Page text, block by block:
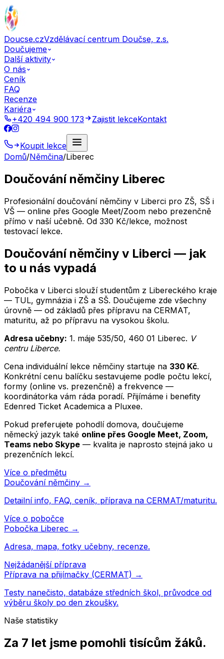
Doucse.czVzdělávací centrum Doučse, z.s.
Doučujeme
Další aktivity
O nás
Ceník
FAQ
Recenze
Kariéra
+420 494 900 173
Zajistit lekceKontakt
Koupit lekce
Domů/Němčina/Liberec
Doučování němčiny Liberec
Profesionální doučování němčiny v Liberci pro ZŠ, SŠ i
VŠ — online přes Google Meet/Zoom nebo prezenčně
přímo v naší učebně. Od 330 Kč/lekce, možnost
testovací lekce.
Doučování němčiny v Liberci — jak
to u nás vypadá
Pobočka v Liberci slouží studentům z Libereckého kraje
— TUL, gymnázia i ZŠ a SŠ. Doučujeme zde všechny
úrovně — od základů přes přípravu na CERMAT,
maturitu, až po přípravu na vysokou školu.
Adresa učebny: 1. máje 535/50, 460 01 Liberec. V
centru Liberce.
Cena individuální lekce němčiny startuje na 330 Kč.
Konkrétní cenu balíčku sestavujeme podle počtu lekcí,
formy (online vs. prezenčně) a frekvence —
koordinátorka vám ráda poradí. Přijímáme i benefity
Edenred Ticket Academica a Pluxee.
Pokud preferujete pohodlí domova, doučujeme
německý jazyk také online přes Google Meet, Zoom,
Teams nebo Skype — kvalita je naprosto stejná jako u
prezenčních lekcí.
Více o předmětu
Doučování němčiny →
Detailní info, FAQ, ceník, příprava na CERMAT/maturitu.
Více o pobočce
Pobočka Liberec →
Adresa, mapa, fotky učebny, recenze.
Nejžádanější příprava
Příprava na přijímačky (CERMAT) →
Testy nanečisto, databáze středních škol, průvodce od
výběru školy po den zkoušky.
Naše statistiky
Za 7 let jsme pomohli tisícům žáků.